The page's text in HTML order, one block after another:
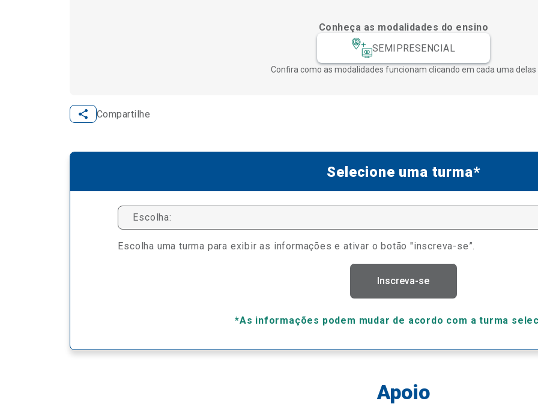
Conheça as modalidades do ensino
SEMIPRESENCIAL
Confira como as modalidades funcionam clicando em cada uma delas
Compartilhe
Selecione uma turma*
Escolha:
Escolha uma turma para exibir as informações e ativar o botão "inscreva-se”.
Inscreva-se
*As informações podem mudar de acordo com a turma
Apoio